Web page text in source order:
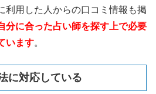
利用した人からの口コミ情報も掲
分に合った占い師を探す上で必要
います。
に対応している